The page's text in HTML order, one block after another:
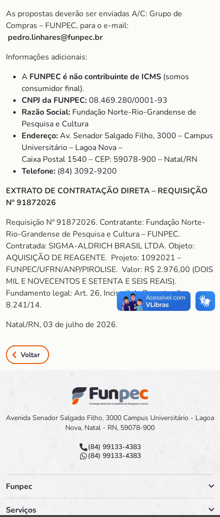
As propostas deverão ser enviadas A/C: Grupo de
Compras – FUNPEC, para o e-mail:
pedro.linhares@funpec.br
Informações adicionais:
A FUNPEC é não contribuinte de ICMS (somos
consumidor final).
CNPJ da FUNPEC:08.469.280/0001-93
Razão Social: Fundação Norte-Rio-Grandense de
Pesquisa e Cultura
Endereço:Av. Senador Salgado Filho, 3000 – Campus
Universitário – Lagoa Nova –
Caixa Postal 1540 – CEP: 59078-900 – Natal/RN
Telefone: (84) 3092-9200
EXTRATO DE CONTRATAÇÃO DIRETA – REQUISIÇÃO
Nº 91872026
Requisição Nº 91872026. Contratante: Fundação Norte-
Rio-Grandense de Pesquisa e Cultura – FUNPEC.
Contratada: SIGMA-ALDRICH BRASIL LTDA. Objeto:
AQUISIÇÃO DE REAGENTE. Projeto: 1092021 –
FUNPEC/UFRN/ANP/PIROLISE. Valor: R$ 2.976,00 (DOIS
MIL E NOVECENTOS E SETENTA E SEIS REAIS).
Fundamento legal: Art. 26, Inciso II do Decreto nº
8.241/14.
Natal/RN, 03 de julho de 2026.
Voltar
Avenida Senador Salgado Filho, 3000 Campus Universitário - Lagoa
Nova, Natal - RN, 59078-900
(84) 99133-4383
(84) 99133-4383
Funpec
Serviços